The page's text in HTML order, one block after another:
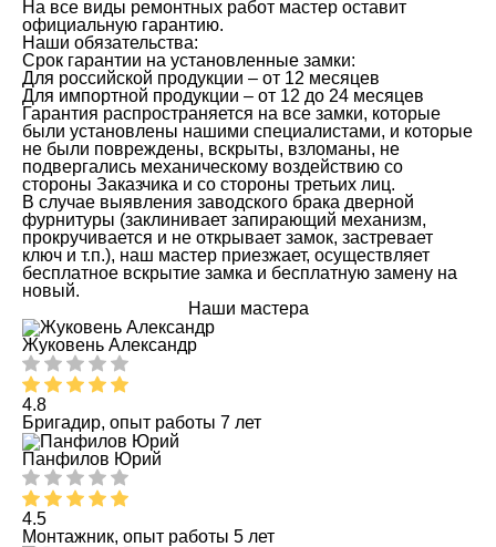
На все виды ремонтных работ мастер оставит
официальную гарантию.
Наши обязательства:
Срок гарантии на установленные замки:
Для российской продукции – от 12 месяцев
Для импортной продукции – от 12 до 24 месяцев
Гарантия распространяется на все замки, которые
были установлены нашими специалистами, и которые
не были повреждены, вскрыты, взломаны, не
подвергались механическому воздействию со
стороны Заказчика и со стороны третьих лиц.
В случае выявления заводского брака дверной
фурнитуры (заклинивает запирающий механизм,
прокручивается и не открывает замок, застревает
ключ и т.п.), наш мастер приезжает, осуществляет
бесплатное вскрытие замка и бесплатную замену на
новый.
Наши мастера
Жуковень Александр
4.8
Бригадир, опыт работы 7 лет
Панфилов Юрий
4.5
Монтажник, опыт работы 5 лет